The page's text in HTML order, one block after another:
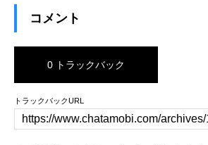
コメント
0 トラックバック
トラックバックURL